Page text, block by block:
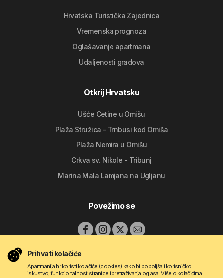
Hrvatska Turistička Zajednica
Vremenska prognoza
Oglašavanje apartmana
Udaljenosti gradova
Otkrij Hrvatsku
Ušće Cetine u Omišu
Plaža Stružica - Trnbusi kod Omiša
Plaža Nemira u Omišu
Crkva sv. Nikole - Tribunj
Marina Mala Lamjana na Ugljanu
Povežimo se
Prihvati kolačiće
Apartmanija.hr koristi kolačiće (cookies) kako bi poboljšali korisničko
iskustvo, funkcionalnost stranice i pretraživanja oglasa. Više o kolačićima